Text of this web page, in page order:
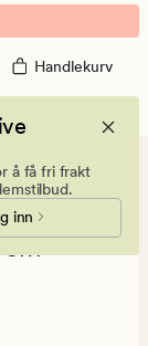
Handlekurv
å få fri frakt
inn
6
en
5
cm